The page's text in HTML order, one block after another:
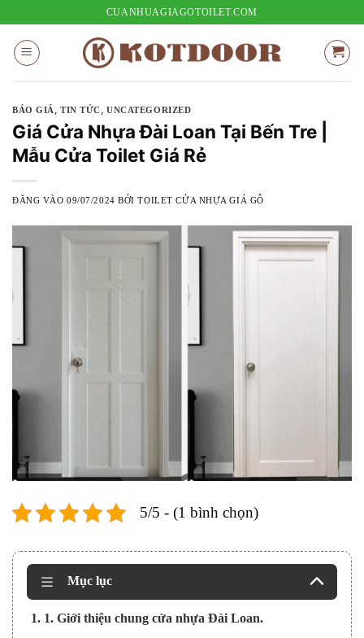
nội
dung
CUANHUAGIAGOTOILET.COM
BÁO GIÁ ,TIN TỨC ,UNCATEGORIZED
Giá Cửa Nhựa Đài Loan Tại Bến Tre |
Mẫu Cửa Toilet Giá Rẻ
ĐĂNG VÀO09/07/2024 BỞITOILET CỬA NHỰA GIẢ GỖ
5/5 - (1 bình chọn)
Mục lục
1. 1. Giới thiệu chung cửa nhựa Đài Loan.